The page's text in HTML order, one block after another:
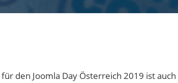
für den Joomla Day Österreich 2019 ist auch